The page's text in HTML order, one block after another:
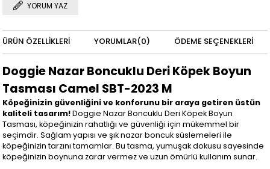
YORUM YAZ
ÜRÜN ÖZELLIKLERI YORUMLAR(0) ÖDEME SEÇENEKLERI
Doggie Nazar Boncuklu Deri Köpek Boyun
Tasması Camel SBT-2023 M
Köpeğinizin güvenliğini ve konforunu bir araya getiren üstün
kaliteli tasarım!Doggie Nazar Boncuklu Deri Köpek Boyun
Tasması, köpeğinizin rahatlığı ve güvenliği için mükemmel bir
seçimdir. Sağlam yapısı ve şık nazar boncuk süslemeleri ile
köpeğinizin tarzını tamamlar. Bu tasma, yumuşak dokusu sayesinde
köpeğinizin boynuna zarar vermez ve uzun ömürlü kullanım sunar.